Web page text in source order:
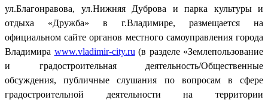
ул.Благонравова, ул.Нижняя Дуброва и парка культуры и
отдыха «Дружба» в г.Владимире, размещается на
официальном сайте органов местного самоуправления города
Владимира www.vladimir-city.ru (в разделе «Землепользование
и градостроительная деятельность/Общественные
обсуждения, публичные слушания по вопросам в сфере
градостроительной деятельности на территории